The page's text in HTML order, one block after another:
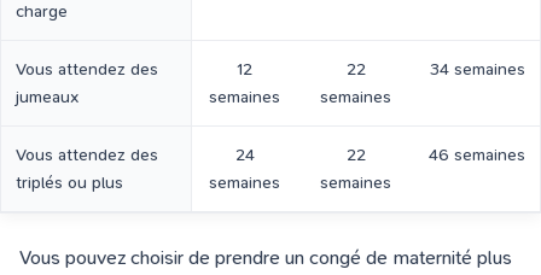
charge
Vous attendez des
jumeaux
12
semaines
22
semaines
34 semaines
Vous attendez des
triplés ou plus
24
semaines
22
semaines
46 semaines
Vous pouvez choisir de prendre un congé de maternité plus